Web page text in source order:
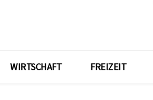
WIRTSCHAFT FREIZEIT